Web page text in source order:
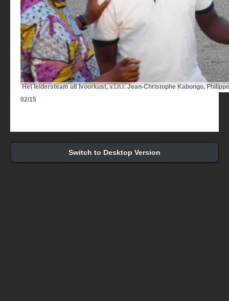
Het leidersteam uit Ivoorkust, v.l.n.r. Jean-Christophe Kabongo,
02/15
Switch to Desktop Version